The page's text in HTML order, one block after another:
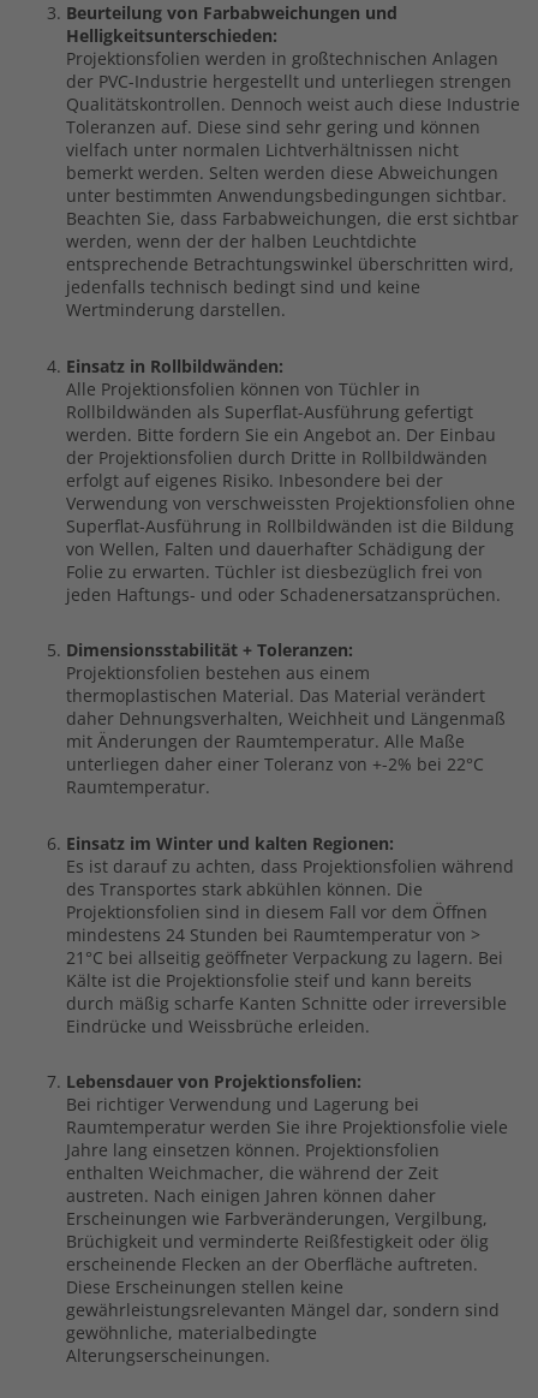
Beurteilung von Farbabweichungen und
Helligkeitsunterschieden:
Projektionsfolien werden in großtechnischen Anlagen
der PVC-Industrie hergestellt und unterliegen strengen
Qualitätskontrollen. Dennoch weist auch diese Industrie
Toleranzen auf. Diese sind sehr gering und können
vielfach unter normalen Lichtverhältnissen nicht
bemerkt werden. Selten werden diese Abweichungen
unter bestimmten Anwendungsbedingungen sichtbar.
Beachten Sie, dass Farbabweichungen, die erst sichtbar
werden, wenn der der halben Leuchtdichte
entsprechende Betrachtungswinkel überschritten wird,
jedenfalls technisch bedingt sind und keine
Wertminderung darstellen.
Einsatz in Rollbildwänden:
Alle Projektionsfolien können von Tüchler in
Rollbildwänden als Superflat-Ausführung gefertigt
werden. Bitte fordern Sie ein Angebot an. Der Einbau
der Projektionsfolien durch Dritte in Rollbildwänden
erfolgt auf eigenes Risiko. Inbesondere bei der
Verwendung von verschweissten Projektionsfolien ohne
Superflat-Ausführung in Rollbildwänden ist die Bildung
von Wellen, Falten und dauerhafter Schädigung der
Folie zu erwarten. Tüchler ist diesbezüglich frei von
jeden Haftungs- und oder Schadenersatzansprüchen.
Dimensionsstabilität + Toleranzen:
Projektionsfolien bestehen aus einem
thermoplastischen Material. Das Material verändert
daher Dehnungsverhalten, Weichheit und Längenmaß
mit Änderungen der Raumtemperatur. Alle Maße
unterliegen daher einer Toleranz von +-2% bei 22°C
Raumtemperatur.
Einsatz im Winter und kalten Regionen:
Es ist darauf zu achten, dass Projektionsfolien während
des Transportes stark abkühlen können. Die
Projektionsfolien sind in diesem Fall vor dem Öffnen
mindestens 24 Stunden bei Raumtemperatur von >
21°C bei allseitig geöffneter Verpackung zu lagern. Bei
Kälte ist die Projektionsfolie steif und kann bereits
durch mäßig scharfe Kanten Schnitte oder irreversible
Eindrücke und Weissbrüche erleiden.
Lebensdauer von Projektionsfolien:
Bei richtiger Verwendung und Lagerung bei
Raumtemperatur werden Sie ihre Projektionsfolie viele
Jahre lang einsetzen können. Projektionsfolien
enthalten Weichmacher, die während der Zeit
austreten. Nach einigen Jahren können daher
Erscheinungen wie Farbveränderungen, Vergilbung,
Brüchigkeit und verminderte Reißfestigkeit oder ölig
erscheinende Flecken an der Oberfläche auftreten.
Diese Erscheinungen stellen keine
gewährleistungsrelevanten Mängel dar, sondern sind
gewöhnliche, materialbedingte
Alterungserscheinungen.